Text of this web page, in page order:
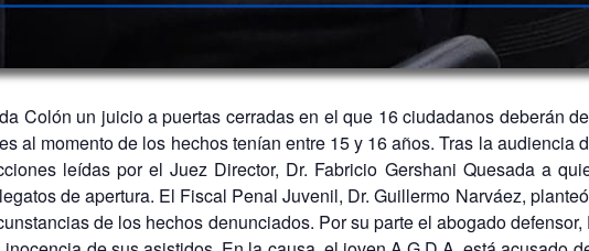
Colón un juicio a puertas cerradas en el que 16 ciudadanos deberán
al momento de los hechos tenían entre 15 y 16 años. Tras la audiencia
leídas por el Juez Director, Dr. Fabricio Gershani Quesada a
de apertura. El Fiscal Penal Juvenil, Dr. Guillermo Narváez,
de los hechos denunciados. Por su parte el abogado defensor,